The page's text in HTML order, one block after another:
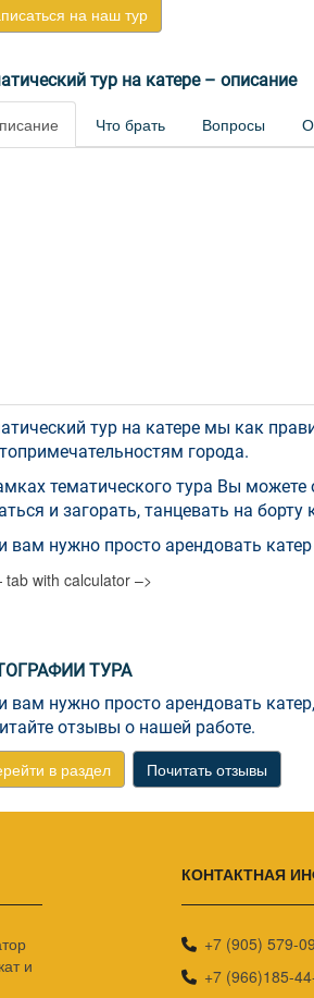
на наш тур
тур на катере – описание
Что брать Вопросы
тур на катере мы как
города.
тематического тура Вы
и загорать, танцевать на борту
вам нужно просто арендовать
with calculator –>
ТУРА
вам нужно просто арендовать
отзывы о нашей работе.
в раздел Почитать отзывы
и
КОНТАКТНАЯ
+7 (905) 579-
+7 (966)185-